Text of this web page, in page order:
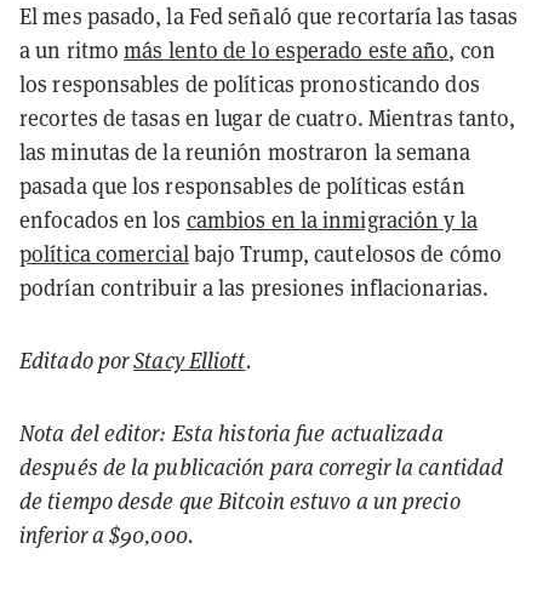
El mes pasado, la Fed señaló que recortaría las tasas
a un ritmomás lento de lo esperado este año, con
los responsables de políticas pronosticando dos
recortes de tasas en lugar de cuatro. Mientras tanto,
las minutas de la reunión mostraron la semana
pasada que los responsables de políticas están
enfocados en los cambios en la inmigración y la
política comercialbajo Trump, cautelosos de cómo
podrían contribuir a las presiones inflacionarias.
Editado porStacy Elliott.
Nota del editor: Esta historia fue actualizada
después de la publicación para corregir la cantidad
de tiempo desde que Bitcoin estuvo a un precio
inferior a $90,000.